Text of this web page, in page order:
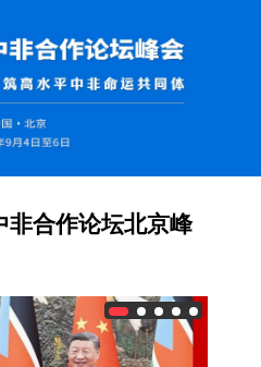
非合作论坛北京峰